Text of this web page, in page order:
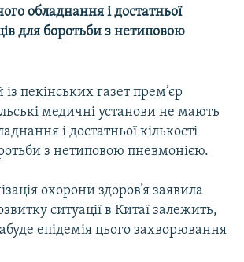
обладнання і достатньої
для боротьби з нетиповою
із пекінських газет прем’єр
медичні установи не мають
і достатньої кількості
з нетиповою пневмонією.
охорони здоров’я заявила
ситуації в Китаї залежить,
епідемія цього захворювання